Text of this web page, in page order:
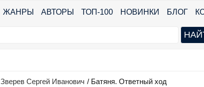
ЖАНРЫ АВТОРЫ ТОП-100 НОВИНКИ БЛОГ
Зверев Сергей Иванович / Батяня. Ответный ход